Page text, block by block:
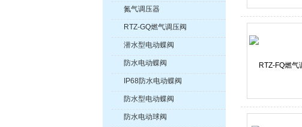
氮气调压器
RTZ-GQ燃气调压阀
潜水型电动蝶阀
防水电动蝶阀
IP68防水电动蝶阀
防水型电动蝶阀
防水电动球阀